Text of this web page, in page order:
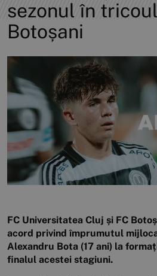
sezonul în
Botoșani
FC Universitatea Cluj și FC
acord privind împrumutul
Alexandru Bota (17 ani) la
finalul acestei stagiuni.